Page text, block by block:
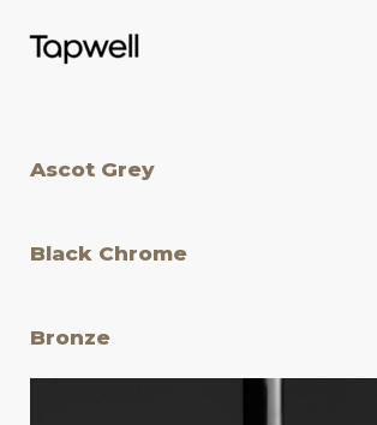
Ascot Grey
Black Chrome
Bronze